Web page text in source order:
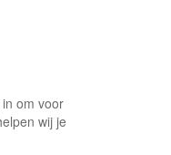
om voor
wij je